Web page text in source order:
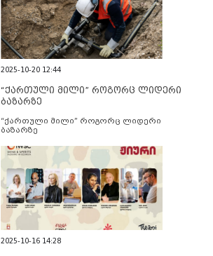
2025-10-20 12:44
“ქართული მილი” როგორც ლიდერი
ბაზარზე
“ქართული მილი” როგორც ლიდერი
ბაზარზე
2025-10-16 14:28